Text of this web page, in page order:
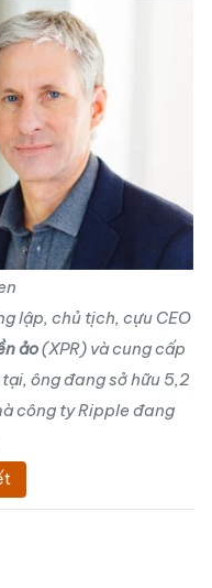
lập, chủ tịch, cựu CEO
ảo(XPR) và cung cấp
ông đang sở hữu 5,2
công ty Ripple đang